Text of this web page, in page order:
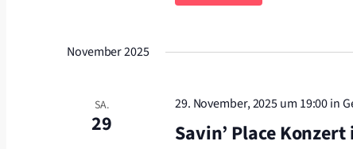
November 2025
SA.
29
29. November, 2025 um 19:00in
Savin’ Place